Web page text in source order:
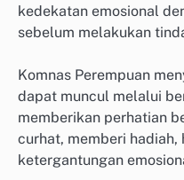
kedekatan emosional
sebelum melakukan
Komnas Perempuan
dapat muncul melalui
memberikan perhatian
curhat, memberi hadiah,
ketergantungan